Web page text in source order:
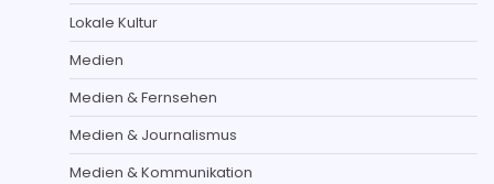
Lokale Kultur
Medien
Medien & Fernsehen
Medien & Journalismus
Medien & Kommunikation